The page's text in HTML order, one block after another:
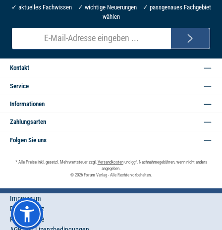
✓ aktuelles Fachwissen ✓ wichtige Neuerungen ✓ passgenaues Fachgebiet
wählen
E-
Mail-
Adresse*
Kontakt
Service
Informationen
Zahlungsarten
Folgen Sie uns
* Alle Preise inkl. gesetzl. Mehrwertsteuer zzgl. Versandkostenund ggf. Nachnahmegebühren, wenn nicht anders
angegeben.
© 2026 Forum Verlag - Alle Rechte vorbehalten.
Impressum
Datenschutz
Privatsphäre